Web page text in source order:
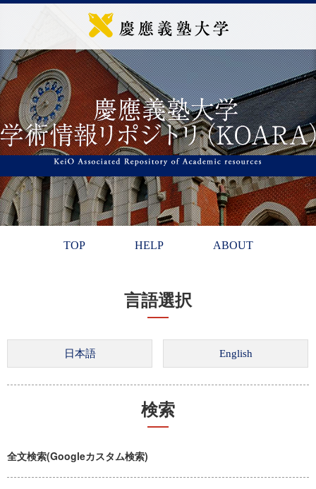
TOP HELP ABOUT
言語選択
検索
全文検索(Googleカスタム検索)